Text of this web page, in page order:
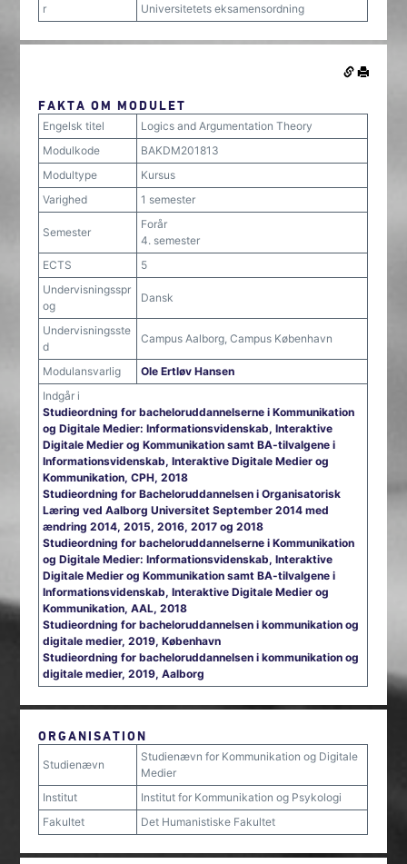
r
Universitetets eksamensordning
FAKTA OM MODULET
Engelsk titel
Logics and Argumentation Theory
Modulkode
BAKDM201813
Modultype
Kursus
Varighed
1 semester
Semester
Forår
4. semester
ECTS
5
Undervisningsspr
og
Dansk
Undervisningsste
d
Campus Aalborg, Campus København
Modulansvarlig
Ole Ertløv Hansen
Indgår i
Studieordning for bacheloruddannelserne i Kommunikation
og Digitale Medier: Informationsvidenskab, Interaktive
Digitale Medier og Kommunikation samt BA-tilvalgene i
Informationsvidenskab, Interaktive Digitale Medier og
Kommunikation, CPH, 2018
Studieordning for Bacheloruddannelsen i Organisatorisk
Læring ved Aalborg Universitet September 2014 med
ændring 2014, 2015, 2016, 2017 og 2018
Studieordning for bacheloruddannelserne i Kommunikation
og Digitale Medier: Informationsvidenskab, Interaktive
Digitale Medier og Kommunikation samt BA-tilvalgene i
Informationsvidenskab, Interaktive Digitale Medier og
Kommunikation, AAL, 2018
Studieordning for bacheloruddannelsen i kommunikation og
digitale medier, 2019, København
Studieordning for bacheloruddannelsen i kommunikation og
digitale medier, 2019, Aalborg
ORGANISATION
Studienævn
Studienævn for Kommunikation og Digitale
Medier
Institut
Institut for Kommunikation og Psykologi
Fakultet
Det Humanistiske Fakultet